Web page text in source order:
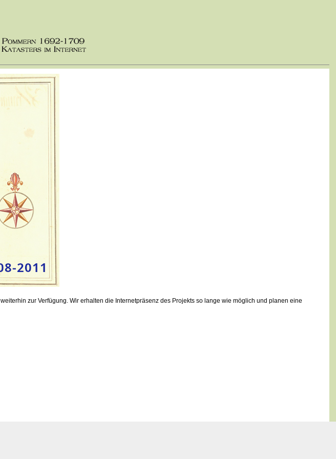
weiterhin zur Verfügung. Wir erhalten die Internetpräsenz des Projekts so lange wie möglich und planen eine